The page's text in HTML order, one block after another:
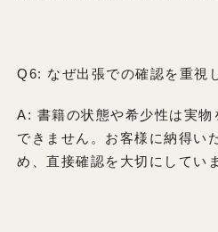
Q6: なぜ出張での確認を重視
A: 書籍の状態や希少性は実物
できません。お客様に納得い
め、直接確認を大切にしてい